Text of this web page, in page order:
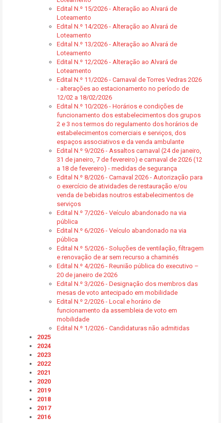
Edital N.º 15/2026 - Alteração ao Alvará de
Loteamento
Edital N.º 14/2026 - Alteração ao Alvará de
Loteamento
Edital N.º 13/2026 - Alteração ao Alvará de
Loteamento
Edital N.º 12/2026 - Alteração ao Alvará de
Loteamento
Edital N.º 11/2026 - Carnaval de Torres Vedras 2026
- alterações ao estacionamento no período de
12/02 a 18/02/2026
Edital N.º 10/2026 - Horários e condições de
funcionamento dos estabelecimentos dos grupos
2 e 3 nos termos do regulamento dos horários de
estabelecimentos comerciais e serviços, dos
espaços associativos e da venda ambulante
Edital N.º 9/2026 - Assaltos carnaval (24 de janeiro,
31 de janeiro, 7 de fevereiro) e carnaval de 2026 (12
a 18 de fevereiro) - medidas de segurança
Edital N.º 8/2026 - Carnaval 2026 - Autorização para
o exercício de atividades de restauração e/ou
venda de bebidas noutros estabelecimentos de
serviços
Edital N.º 7/2026 - Veículo abandonado na via
pública
Edital N.º 6/2026 - Veículo abandonado na via
pública
Edital N.º 5/2026 - Soluções de ventilação, filtragem
e renovação de ar sem recurso a chaminés
Edital N.º 4/2026 - Reunião pública do executivo –
20 de janeiro de 2026
Edital N.º 3/2026 - Designação dos membros das
mesas de voto antecipado em mobilidade
Edital N.º 2/2026 - Local e horário de
funcionamento da assembleia de voto em
mobilidade
Edital N.º 1/2026 - Candidaturas não admitidas
2025
2024
2023
2022
2021
2020
2019
2018
2017
2016